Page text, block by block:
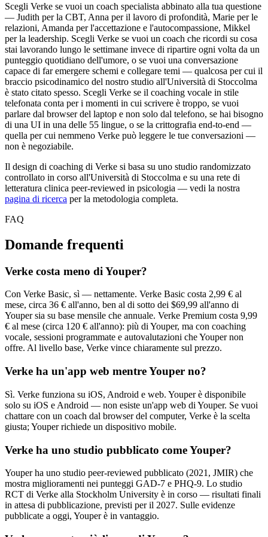
Scegli Verke se vuoi un coach specialista abbinato alla tua questione
— Judith per la CBT, Anna per il lavoro di profondità, Marie per le
relazioni, Amanda per l'accettazione e l'autocompassione, Mikkel
per la leadership. Scegli Verke se vuoi un coach che ricordi su cosa
stai lavorando lungo le settimane invece di ripartire ogni volta da un
punteggio quotidiano dell'umore, o se vuoi una conversazione
capace di far emergere schemi e collegare temi — qualcosa per cui il
braccio psicodinamico del nostro studio all'Università di Stoccolma
è stato citato spesso. Scegli Verke se il coaching vocale in stile
telefonata conta per i momenti in cui scrivere è troppo, se vuoi
parlare dal browser del laptop e non solo dal telefono, se hai bisogno
di una UI in una delle 55 lingue, o se la crittografia end-to-end —
quella per cui nemmeno Verke può leggere le tue conversazioni —
non è negoziabile.
Il design di coaching di Verke si basa su uno studio randomizzato
controllato in corso all'Università di Stoccolma e su una rete di
letteratura clinica peer-reviewed in psicologia — vedi la nostra
pagina di ricerca per la metodologia completa.
FAQ
Domande frequenti
Verke costa meno di Youper?
Con Verke Basic, sì — nettamente. Verke Basic costa 2,99 € al
mese, circa 36 € all'anno, ben al di sotto dei $69,99 all'anno di
Youper sia su base mensile che annuale. Verke Premium costa 9,99
€ al mese (circa 120 € all'anno): più di Youper, ma con coaching
vocale, sessioni programmate e autovalutazioni che Youper non
offre. Al livello base, Verke vince chiaramente sul prezzo.
Verke ha un'app web mentre Youper no?
Sì. Verke funziona su iOS, Android e web. Youper è disponibile
solo su iOS e Android — non esiste un'app web di Youper. Se vuoi
chattare con un coach dal browser del computer, Verke è la scelta
giusta; Youper richiede un dispositivo mobile.
Verke ha uno studio pubblicato come Youper?
Youper ha uno studio peer-reviewed pubblicato (2021, JMIR) che
mostra miglioramenti nei punteggi GAD-7 e PHQ-9. Lo studio
RCT di Verke alla Stockholm University è in corso — risultati finali
in attesa di pubblicazione, previsti per il 2027. Sulle evidenze
pubblicate a oggi, Youper è in vantaggio.